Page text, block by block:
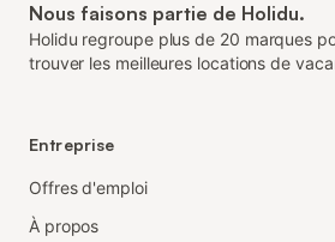
Nous faisons partie de Holidu.
Holidu regroupe plus de 20 marques
trouver les meilleures locations de
Entreprise
Offres d'emploi
À propos